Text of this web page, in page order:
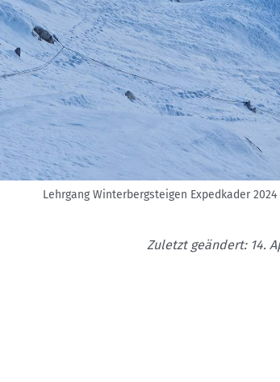
Lehrgang Winterbergsteigen Expedkader 2024
Zuletzt geändert: 14.